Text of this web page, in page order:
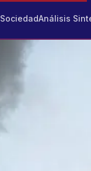
SociedadAnálisis